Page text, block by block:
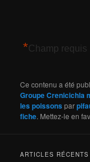
*Champ requis
Ce contenu a été
Groupe Crenicichla
les poissonspar
fiche. Mettez-le en
ARTICLES RÉCENTS